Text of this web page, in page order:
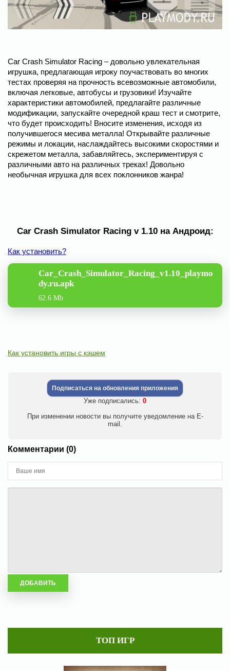
Car Crash Simulator Racing – довольно увлекательная
игрушка, предлагающая игроку поучаствовать во многих
тестах проверяя на прочность всевозможные автомобили,
включая легковые, автобусы и грузовики! Изучайте
характеристики автомобилей, предлагайте различные
модификации, запускайте очередной краш тест и смотрите,
что будет происходить! Вносите изменения, исходя из
получившегося месива металла! Открывайте различные
режимы и локации, наслаждайтесь высокими скоростями и
скрежетом металла, забавляйтесь, экспериментируя с
различными авто на различных треках! Довольно
необычная игрушка для всех поклонников жанра!
Car Crash Simulator Racing v 1.10 на Андроид:
Как установить?
Car_Crash_Simulator_Racing_v1.10_playmo
dy.ru.apk
62.6 Mb
Как установить игры с кэшем
Подписаться на обновления приложения
Уже подписались: 0
При изменении новости вы получите уведомление на E-
mail.
Комментарии (0)
ТОП ИГР